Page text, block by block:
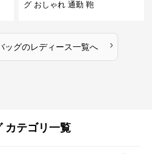
グ おしゃれ 通勤 鞄
ッグのレディース一覧へ ›
カテゴリ一覧